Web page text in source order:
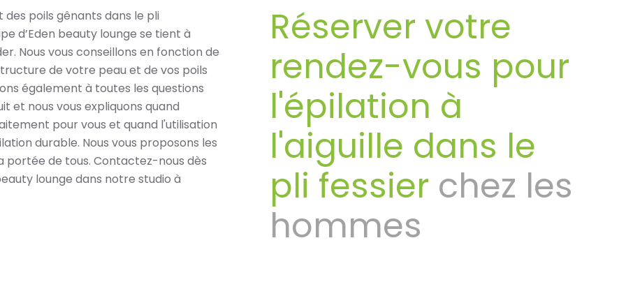
poils gênants dans le pli
d’Eden beauty lounge se tient à
Nous vous conseillons en fonction de
de votre peau et de vos poils
également à toutes les questions
et nous vous expliquons quand
pour vous et quand l'utilisation
durable. Nous vous proposons les
portée de tous. Contactez-nous dès
lounge dans notre studio à
Réserver votre
rendez-vous pour
l'épilation à
l'aiguille dans le
pli fessier chez les
hommes